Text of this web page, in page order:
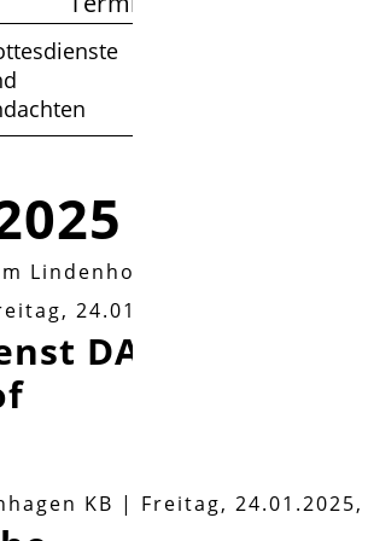
Lindenhof, Am Ortfelde 28,
24.01.2025, 09:30 Uhr
DANA
KB | Freitag,